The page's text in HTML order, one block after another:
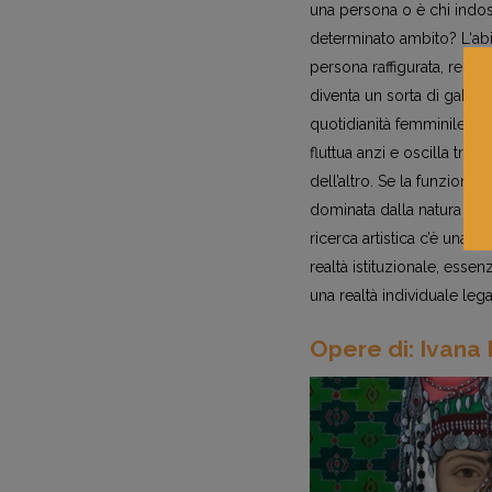
una persona o è chi
determinato ambito?
persona raffigurata,
diventa un sorta di
quotidianità femminile.
fluttua anzi e oscilla tra
dell’altro. Se la funzione
dominata dalla natura
ricerca artistica c’è una
realtà istituzionale,
una realtà individuale
Opere di: Ivana